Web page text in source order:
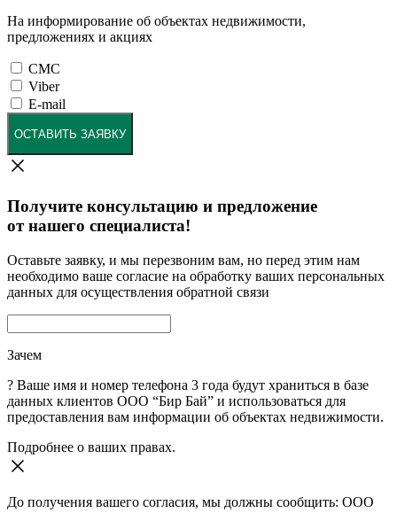
На информирование об объектах недвижимости,
предложениях и акциях
СМС
Viber
E-mail
ОСТАВИТЬ ЗАЯВКУ
Получите консультацию и предложение
от нашего специалиста!
Оставьте заявку, и мы перезвоним вам, но перед этим нам
необходимо ваше согласие на обработку ваших персональных
данных для осуществления обратной связи
Зачем
? Ваше имя и номер телефона 3 года будут храниться в базе
данных клиентов ООО “Бир Бай” и использоваться для
предоставления вам информации об объектах недвижимости.
Подробнее о ваших правах.
До получения вашего согласия, мы должны сообщить: ООО